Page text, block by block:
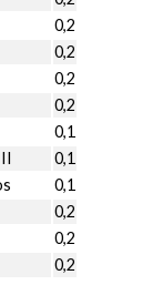
0,2
0,2
0,2
0,2
0,1
0,1
0,1
0,2
0,2
0,2